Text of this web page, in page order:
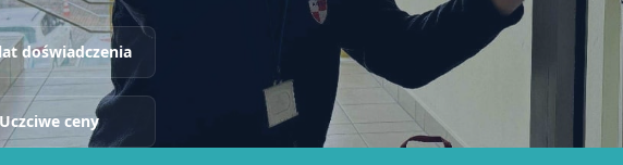
doświadczenia
Uczciwe ceny